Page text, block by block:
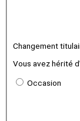
Changement
Vous avez hérité
Occasion